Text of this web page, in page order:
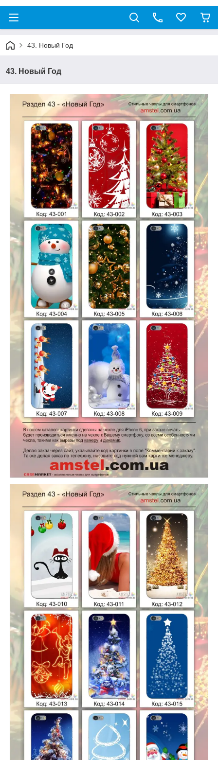
43. Новый Год
43. Новый Год